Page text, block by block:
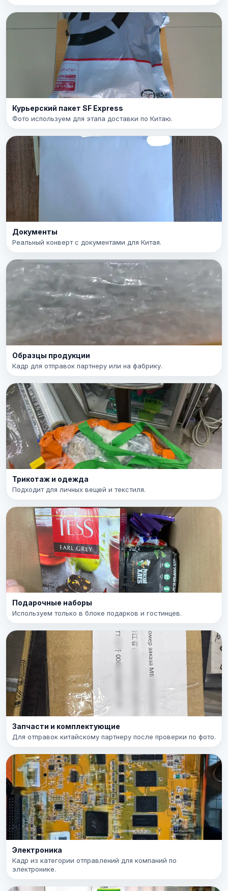
Курьерский пакет SF Express
Фото используем для этапа доставки по Китаю.
Документы
Реальный конверт с документами для Китая.
Образцы продукции
Кадр для отправок партнеру или на фабрику.
Трикотаж и одежда
Подходит для личных вещей и текстиля.
Подарочные наборы
Используем только в блоке подарков и гостинцев.
Запчасти и комплектующие
Для отправок китайскому партнеру после проверки по фото.
Электроника
Кадр из категории отправлений для компаний по
электронике.